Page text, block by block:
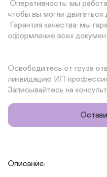
чтобы вы могли двигаться
оформление всех
Освободитесь от груза
ликвидацию ИП
Записывайтесь на
Описание: